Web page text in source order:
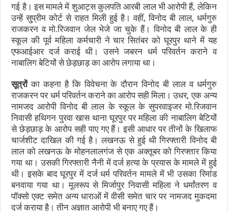
गई है। इस मामले में शुआट्स कुलपति आरबी लाल भी आरोपी हैं, लेकिन
उन्हें सु्प्रीम कोर्ट से राहत मिली हुई है। वहीं, विनोद बी लाल, धर्मगुरु
राजकरन व मो.रिजवान जेल भेजे जा चुके हैं। विनोद बी लाल के ही
स्कूल की पूर्व महिला कर्मचारी ने चार सितंबर को घूरपुर थाने में यह
एफआईआर दर्ज कराई थी। उसने जबरन धर्म परिवर्तन कराने व
नाबालिग बेटियों से छेड़छाड़ का आरोप लगाया था।
सूत्रोंका कहना है कि विवेचना के दौरान विनोद बी लाल व धर्मगुरु
राजकरन पर धर्म परिवर्तन कराने का आरोप सही मिला। उधर, एक अन्य
नामजद आरोपी विनोद बी लाल के स्कूल के सुपरवाइजर मो.रिजवान
निवासी हथिगन पुरवा खास थाना घूरपुर पर महिला की नाबालिग बेटियों
से छेड़छाड़ के आरोप सही पाए गए हैं। इसी आधार पर तीनों के खिलाफ
चार्जशीट दाखिल की गई है। लखनऊ से हुई थी गिरफ्तारी विनोद बी
लाल को लखनऊ के मोहनलालगंज से एक अक्तूबर को गिरफ्तार किया
गया था। उसकी गिरफ्तारी नैनी में दर्ज हत्या के प्रयास के मामले में हुई
थी। इसके बाद घूरपुर में दर्ज धर्म परिवर्तन मामले में भी उसका रिमांड
बनवाया गया था। मूलरूप से मिर्जापुर निवासी महिला ने धर्मांतरण व
पॉक्सो एक्ट समेत अन्य धाराओं में वीसी समेत चार पर नामजद मुकदमा
दर्ज कराया है। तीन अज्ञात आरोपी भी बनाए गए हैं।